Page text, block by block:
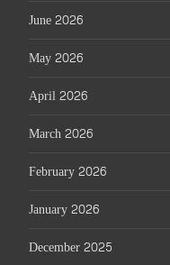
June 2026
May 2026
April 2026
March 2026
February 2026
January 2026
December 2025